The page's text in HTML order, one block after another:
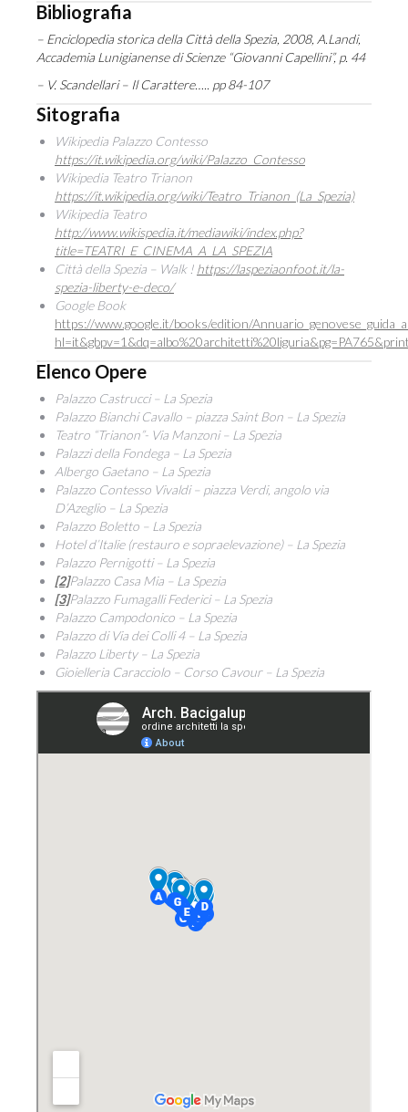
Bibliografia
– Enciclopedia storica della Città della Spezia, 2008, A.Landi,
Accademia Lunigianense di Scienze “Giovanni Capellini”, p. 44
– V. Scandellari – Il Carattere….. pp 84-107
Sitografia
Wikipedia Palazzo Contesso
https://it.wikipedia.org/wiki/Palazzo_Contesso
Wikipedia Teatro Trianon
https://it.wikipedia.org/wiki/Teatro_Trianon_(La_Spezia)
Wikipedia Teatro
http://www.wikispedia.it/mediawiki/index.php?
title=TEATRI_E_CINEMA_A_LA_SPEZIA
Città della Spezia – Walk ! https://laspeziaonfoot.it/la-
spezia-liberty-e-deco/
Google Book
https://www.google.it/books/edition/
Elenco Opere
Palazzo Castrucci – La Spezia
Palazzo Bianchi Cavallo – piazza Saint Bon – La Spezia
Teatro “Trianon”- Via Manzoni – La Spezia
Palazzi della Fondega – La Spezia
Albergo Gaetano – La Spezia
Palazzo Contesso Vivaldi – piazza Verdi, angolo via
D’Azeglio – La Spezia
Palazzo Boletto – La Spezia
Hotel d’Italie (restauro e sopraelevazione) – La Spezia
Palazzo Pernigotti – La Spezia
[2]Palazzo Casa Mia – La Spezia
[3]Palazzo Fumagalli Federici – La Spezia
Palazzo Campodonico – La Spezia
Palazzo di Via dei Colli 4 – La Spezia
Palazzo Liberty – La Spezia
Gioielleria Caracciolo – Corso Cavour – La Spezia